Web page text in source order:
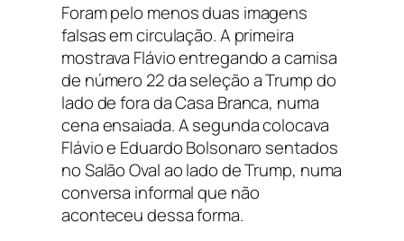
Foram pelo menos duas imagens
falsas em circulação. A primeira
mostrava Flávio entregando a camisa
de número 22 da seleção a Trump do
lado de fora da Casa Branca, numa
cena ensaiada. A segunda colocava
Flávio e Eduardo Bolsonaro sentados
no Salão Oval ao lado de Trump, numa
conversa informal que não
aconteceu dessa forma.